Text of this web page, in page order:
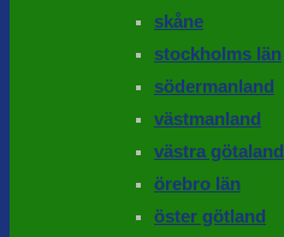
skåne
stockholms län
södermanland
västmanland
västra götaland
örebro län
öster götland